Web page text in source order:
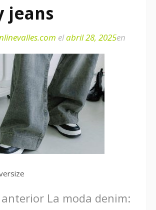
jeans
elabril 28, 2025en
La moda denim: